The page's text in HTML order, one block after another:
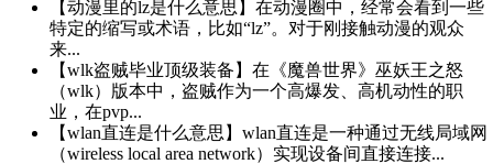
【动漫里的lz是什么意思】在动漫圈中，经常会看到一些
特定的缩写或术语，比如“lz”。对于刚接触动漫的观众
来...
【wlk盗贼毕业顶级装备】在《魔兽世界》巫妖王之怒
（wlk）版本中，盗贼作为一个高爆发、高机动性的职
业，在pvp...
【wlan直连是什么意思】wlan直连是一种通过无线局域网
（wireless local area network）实现设备间直接连接...